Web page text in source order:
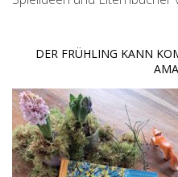
DER FRÜHLING KANN